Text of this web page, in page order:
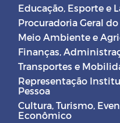
Educação, Esporte e
Procuradoria Geral
Meio Ambiente e
Finanças,
Transportes e
Representação
Pessoa
Cultura, Turismo,
Econômico